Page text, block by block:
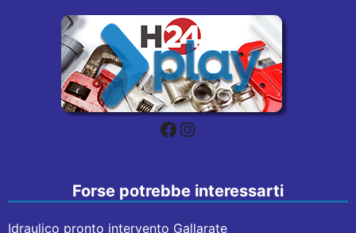
Facebook
Instagram
Forse potrebbe interessarti
Idraulico pronto intervento Gallarate